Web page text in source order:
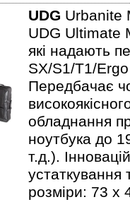
UDG Urbanite
UDG Ultimate
які надають
SX/S1/T1/
Передбачає
обладнання
ноутбука до
т.д.).
устаткування
розміри: 73 x